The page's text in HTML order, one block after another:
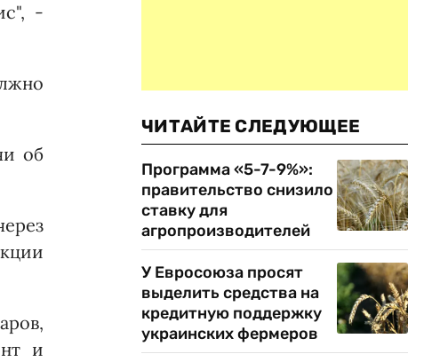
-
об
и
ЧИТАЙТЕ СЛЕДУЮЩЕЕ
Программа «5-7-9%»:
правительство снизило
ставку для
агропроизводителей
У Евросоюза просят
выделить средства на
кредитную поддержку
украинских фермеров